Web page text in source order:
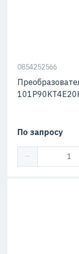
0854252566
По запросу